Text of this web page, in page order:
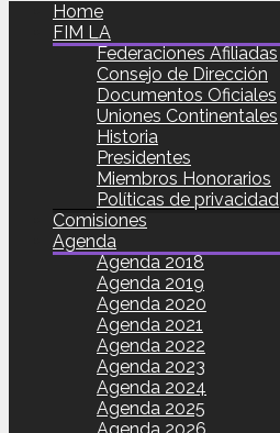
Home
FIM LA
Federaciones Afiliadas
Consejo de Dirección
Documentos Oficiales
Uniones Continentales
Historia
Presidentes
Miembros Honorarios
Políticas de privacidad
Comisiones
Agenda
Agenda 2018
Agenda 2019
Agenda 2020
Agenda 2021
Agenda 2022
Agenda 2023
Agenda 2024
Agenda 2025